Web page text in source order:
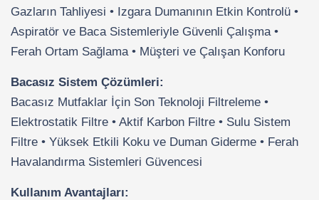
Gazların Tahliyesi • Izgara Dumanının Etkin Kontrolü •
Aspiratör ve Baca Sistemleriyle Güvenli Çalışma •
Ferah Ortam Sağlama • Müşteri ve Çalışan Konforu
Bacasız Sistem Çözümleri:
Bacasız Mutfaklar İçin Son Teknoloji Filtreleme •
Elektrostatik Filtre • Aktif Karbon Filtre • Sulu Sistem
Filtre • Yüksek Etkili Koku ve Duman Giderme • Ferah
Havalandırma Sistemleri Güvencesi
Kullanım Avantajları: